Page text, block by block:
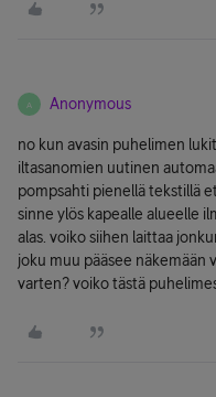
A Anonymous
no kun avasin puhelimen
iltasanomien uutinen
pompsahti pienellä tekstillä
sinne ylös kapealle alueelle
alas. voiko siihen laittaa
joku muu pääsee
varten? voiko tästä